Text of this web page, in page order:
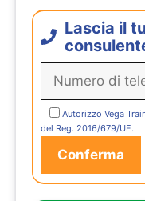
Lascia il
Autorizzo Vega
del Reg. 2016/679/UE.